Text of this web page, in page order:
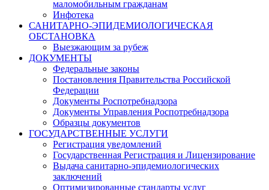
маломобильным гражданам
Инфотека
САНИТАРНО-ЭПИДЕМИОЛОГИЧЕСКАЯ
ОБСТАНОВКА
Выезжающим за рубеж
ДОКУМЕНТЫ
Федеральные законы
Постановления Правительства Российской
Федерации
Документы Роспотребнадзора
Документы Управления Роспотребнадзора
Образцы документов
ГОСУДАРСТВЕННЫЕ УСЛУГИ
Регистрация уведомлений
Государственная Регистрация и Лицензирование
Выдача санитарно-эпидемиологических
заключений
Оптимизированные стандарты услуг